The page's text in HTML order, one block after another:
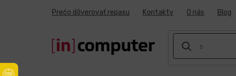
Prečo dôverovať repasu Kontakty O nás Blog